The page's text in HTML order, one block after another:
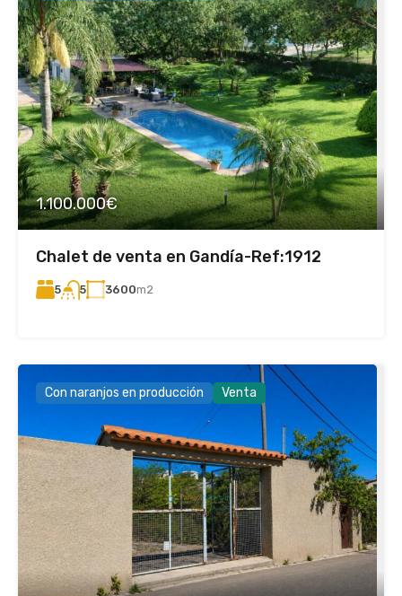
1.100.000€
Chalet de venta en Gandía-Ref:1912
5 5 3600m2
Con naranjos en producción Venta